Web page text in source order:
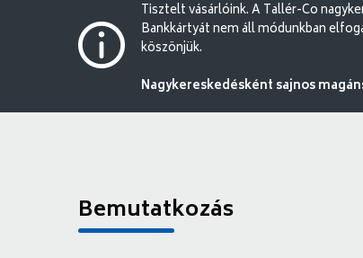
Tisztelt vásárlóink. A Tallér-Co
Bankkártyát nem áll módunkban
köszönjük.
Nagykereskedésként sajnos
Bemutatkozás